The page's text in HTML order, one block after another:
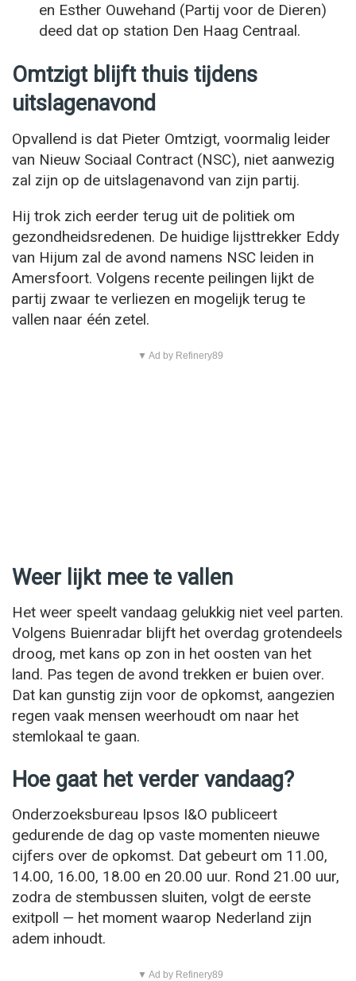
en Esther Ouwehand (Partij voor de Dieren)
deed dat op station Den Haag Centraal.
Omtzigt blijft thuis tijdens
uitslagenavond
Opvallend is dat Pieter Omtzigt, voormalig leider
van Nieuw Sociaal Contract (NSC), niet aanwezig
zal zijn op de uitslagenavond van zijn partij.
Hij trok zich eerder terug uit de politiek om
gezondheidsredenen. De huidige lijsttrekker Eddy
van Hijum zal de avond namens NSC leiden in
Amersfoort. Volgens recente peilingen lijkt de
partij zwaar te verliezen en mogelijk terug te
vallen naar één zetel.
▼ Ad by Refinery89
Weer lijkt mee te vallen
Het weer speelt vandaag gelukkig niet veel parten.
Volgens Buienradar blijft het overdag grotendeels
droog, met kans op zon in het oosten van het
land. Pas tegen de avond trekken er buien over.
Dat kan gunstig zijn voor de opkomst, aangezien
regen vaak mensen weerhoudt om naar het
stemlokaal te gaan.
Hoe gaat het verder vandaag?
Onderzoeksbureau Ipsos I&O publiceert
gedurende de dag op vaste momenten nieuwe
cijfers over de opkomst. Dat gebeurt om 11.00,
14.00, 16.00, 18.00 en 20.00 uur. Rond 21.00 uur,
zodra de stembussen sluiten, volgt de eerste
exitpoll — het moment waarop Nederland zijn
adem inhoudt.
▼ Ad by Refinery89